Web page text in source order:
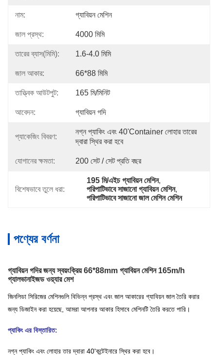
নাম: গ্যাবিয়ন মেশিন
জাল প্রস্থ: 4000 মিমি
তারের ব্যাস(মিমি): 1.6-4.0 মিমি
জাল আকার: 66*88 মিমি
তাত্ত্বিক আউটপুট: 165 মি/মিনিট
আবেদন: গ্যাবিয়ন গদি
প্যাকেজিং বিবরণ:
নগ্ন প্যাকিং এবং 40'container লোহার তারের
দ্বারা স্থির করা হবে
যোগানের ক্ষমতা: 200 সেট / সেট প্রতি বছর
বিশেষভাবে তুলে ধরা:
195 মি/এইচ গ্যাবিয়ন মেশিন,
পরিপাটিভাবে সাজানো গ্যাবিয়ন মেশিন,
পরিপাটিভাবে সাজানো জাল মেশিন মেশিন
পণ্যের বর্ণনা
গ্যাবিয়ন গদির জন্য স্বয়ংক্রিয় 66*88mm গ্যাবিয়ন মেশিন 165m/h
গ্যালভানাইজড ওয়্যার মেশ
জিনলিডা সিরিজের মেশিনগুলি বিভিন্ন প্রস্থ এবং জাল আকারের গ্যাবিয়ন জাল তৈরি করার
জন্য ডিজাইন করা হয়েছে, আমরা আপনার আকার হিসাবে মেশিনটি তৈরি করতে পারি।
প্যাকিং এর বিস্তারিত:
নগ্ন প্যাকিং এবং লোহার তার দ্বারা 40'কন্টেইনারে স্থির করা হবে।